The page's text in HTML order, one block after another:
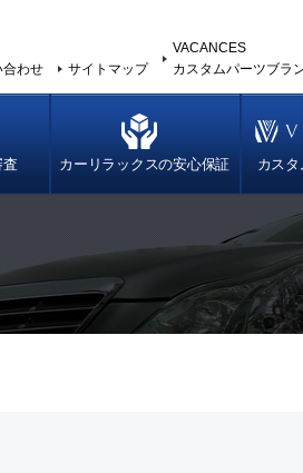
合わせ サイトマップ
VACANCES
カスタムパーツブラ
査 カーリラックスの安心保証 カス